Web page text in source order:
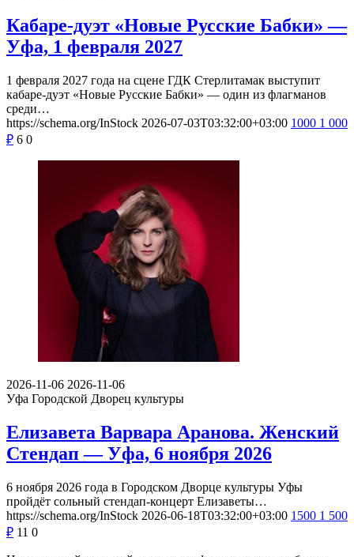
Кабаре-дуэт «Новые Русские Бабки» —
Уфа, 1 февраля 2027
1 февраля 2027 года на сцене ГДК Стерлитамак выступит
кабаре-дуэт «Новые Русские Бабки» — один из флагманов
среди…
https://schema.org/InStock 2026-07-03T03:32:00+03:00 1000 1 000
₽ 6 0
2026-11-06 2026-11-06
Уфа Городской Дворец культуры
Елизавета Варвара Аранова. Женский
Стендап — Уфа, 6 ноября 2026
6 ноября 2026 года в Городском Дворце культуры Уфы
пройдёт сольный стендап-концерт Елизаветы…
https://schema.org/InStock 2026-06-18T03:32:00+03:00 1500 1 500
₽ 11 0